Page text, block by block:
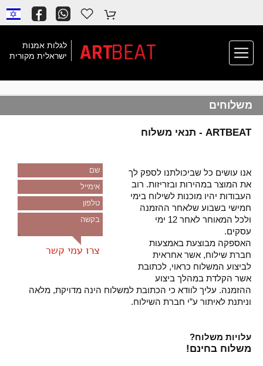
לגלות אמנות
ישראלית מקורית
ARTBEAT
משלוחים
ARTBEAT - תנאי משלוח
שם
אימייל
טלפון
בקשה
אנו עושים כל שביכולתנו לספק לך
את המוצר במהירות ובזריזות. רוב
העבודות יהיו מוכנות לשילוח בימי
חמישי בשבוע שלאחר ההזמנה
ולכל המאוחר לאחר 12 ימי
עסקים.
האספקה מבוצעת באמצעות
חברת שילוח, אשר אחראית
לביצוע המשלוח כראוי, לכתובת
אשר הקלדת במהלך ביצוע
ההזמנה. עליך לוודא כי הכתובת למשלוח הינה מדויקת, מלאה
וניתנת לאיתור ע”י חברת השילוח.
עלויות משלוח?
משלוח בחינם!